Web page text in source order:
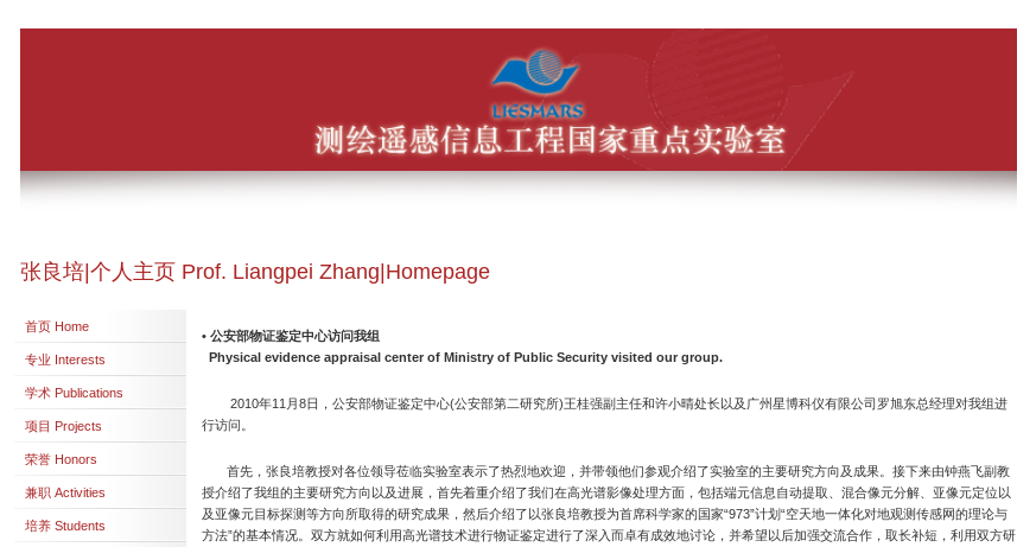
张良培|个人主页 Prof. Liangpei Zhang|Homepage
首页 Home
专业 Interests
学术 Publications
项目 Projects
荣誉 Honors
兼职 Activities
培养 Students
• 公安部物证鉴定中心访问我组
Physical evidence appraisal center of Ministry of Public Security visited our group.
2010年11月8日，公安部物证鉴定中心(公安部第二研究所)王桂强副主任和许小晴处长以及广州星博科仪有限公司罗旭东总经理对我组进
行访问。
首先，张良培教授对各位领导莅临实验室表示了热烈地欢迎，并带领他们参观介绍了实验室的主要研究方向及成果。接下来由钟燕飞副教
授介绍了我组的主要研究方向以及进展，首先着重介绍了我们在高光谱影像处理方面，包括端元信息自动提取、混合像元分解、亚像元定位以
及亚像元目标探测等方向所取得的研究成果，然后介绍了以张良培教授为首席科学家的国家“973”计划“空天地一体化对地观测传感网的理论与
方法”的基本情况。双方就如何利用高光谱技术进行物证鉴定进行了深入而卓有成效地讨论，并希望以后加强交流合作，取长补短，利用双方研